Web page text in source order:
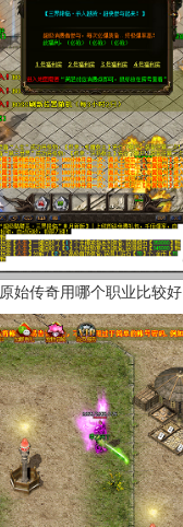
原始传奇用哪个职业比较好